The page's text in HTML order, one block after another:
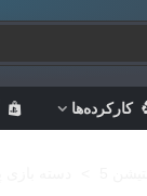
کارکرده‌ها